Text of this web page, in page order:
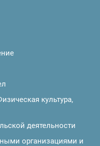
культура,
деятельности
организациями и